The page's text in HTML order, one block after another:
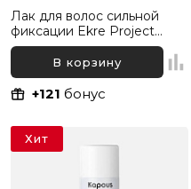
Лак для волос сильной
фиксации Ekre Project
Extra Strong Fix Elysium,
500 млВ корзину
+121 бонус
Хит